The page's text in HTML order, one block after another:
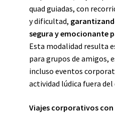
quad guiadas, con
y dificultad,
segura y emocionante
Esta modalidad resulta
para grupos de amigos,
incluso eventos
actividad lúdica fuera
Viajes corporativos